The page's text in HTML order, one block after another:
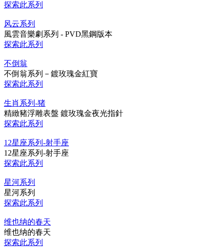
探索此系列
风云系列
風雲音樂劇系列 - PVD黑鋼版本
探索此系列
不倒翁
不倒翁系列－鍍玫瑰金紅寶
探索此系列
生肖系列-猪
精緻豬浮雕表盤 鍍玫瑰金夜光指針
探索此系列
12星座系列-射手座
12星座系列-射手座
探索此系列
星河系列
星河系列
探索此系列
维也纳的春天
维也纳的春天
探索此系列